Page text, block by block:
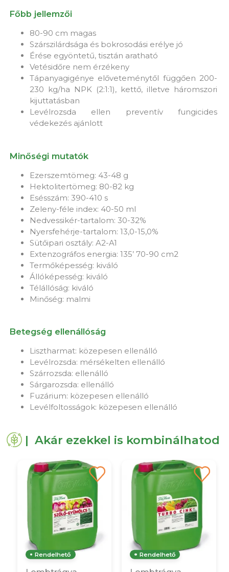
Főbb jellemzői
80-90 cm magas
Szárszilárdsága és bokrosodási erélye jó
Érése egyöntetű, tisztán aratható
Vetésidőre nem érzékeny
Tápanyagigénye előveteménytől függően 200-
230 kg/ha NPK (2:1:1), kettő, illetve háromszori
kijuttatásban
Levélrozsda ellen preventív fungicides
védekezés ajánlott
Minőségi mutatók
Ezerszemtömeg: 43-48 g
Hektolitertömeg: 80-82 kg
Esésszám: 390-410 s
Zeleny-féle index: 40-50 ml
Nedvessikér-tartalom: 30-32%
Nyersfehérje-tartalom: 13,0-15,0%
Sütőipari osztály: A2-A1
Extenzográfos energia: 135’ 70-90 cm2
Termőképesség: kiváló
Állóképesség: kiváló
Télállóság: kiváló
Minőség: malmi
Betegség ellenállóság
Lisztharmat: közepesen ellenálló
Levélrozsda: mérsékelten ellenálló
Szárrozsda: ellenálló
Sárgarozsda: ellenálló
Fuzárium: közepesen ellenálló
Levélfoltosságok: közepesen ellenálló
| Akár ezekkel is kombinálhatod
Rendelhető Rendelhető